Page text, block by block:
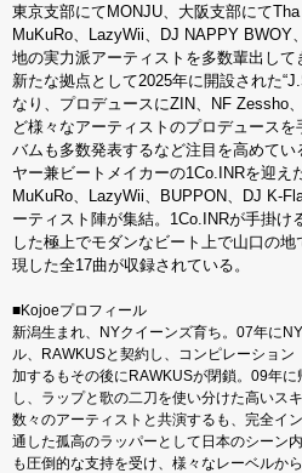
東京支部にてMONJU、大阪支部にて
MuKuRo、LazyWii、DJ NAPPY BWOY
地の実力派アーティストを多数輩出し
新たな拠点として2025年に開設された
なり、プロデュースにZIN、NF Zessho
ど様々なアーティストのプロデュース
バムも多数発表するなど注目を高めて
ヤー兼ビートメイカーの1Co.INRを迎え
MuKuRo、LazyWii、BUPPON、DJ K-
ーティスト陣が集結。1Co.INRが手掛け
した極上でモダンなビート上で山口の
現した全17曲が収録されている。
■Kojoeプロフィール
新潟生まれ、NYクイーンズ育ち。07年に
ル、RAWKUSと契約し、コンピレーショ
加するもその後にRAWKUSが閉鎖。09年
し、ラップと歌の二刀を使い分けた高いス
数々のアーティストと共演するも、完全イ
通した孤高のラッパーとして日本のシーン
も圧倒的な支持を受け、様々なレーベルか